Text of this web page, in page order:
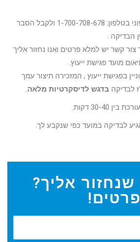
לייצור קשר טלפוני בטלפון: 1-700-708-678 ולקבל הסבר
הבדיקה .
קשר יש למלא פרטים ואנו נחזור אליך
מועד פגישת ייעוץ.
בפגישת ייעוץ , המזכירה תיצור עמך
לבדיקה בדגש לדיסקרטיות מלאה.
30-40 דקות.
לבדיקה במועד כפי שנקבע לך.
שנחזור אליך?